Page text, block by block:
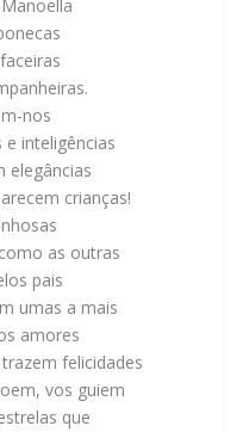
nos
inteligências
elegâncias
crianças!
as outras
pais
umas a mais
amores
felicidades
vos guiem
que